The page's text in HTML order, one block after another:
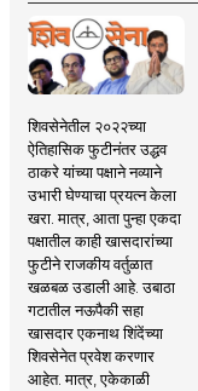
शिवसेनेतील २०२२च्या
ऐतिहासिक फुटीनंतर उद्धव
ठाकरे यांच्या पक्षाने नव्याने
उभारी घेण्याचा प्रयत्न केला
खरा. मात्र, आता पुन्हा एकदा
पक्षातील काही खासदारांच्या
फुटीने राजकीय वर्तुळात
खळबळ उडाली आहे. उबाठा
गटातील नऊपैकी सहा
खासदार एकनाथ शिंदेंच्या
शिवसेनेत प्रवेश करणार
आहेत. मात्र, एकेकाळी